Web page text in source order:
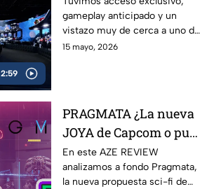
2:59
LEGO Batman: El
Legado del Caballero de
la Noche
gameplay anticipado y un
vistazo muy de cerca a uno de
los lanzamientos más
15 mayo, 2026
PRAGMATA ¿La nueva
JOYA de Capcom o pura
expectativa? | AZE
Review
En este AZE REVIEW
analizamos a fondo Pragmata,
la nueva propuesta sci-fi de